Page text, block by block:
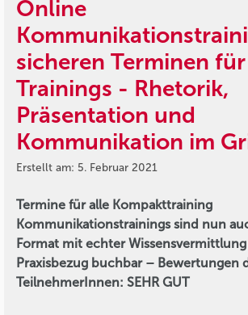
Online
sicheren Terminen
Trainings - Rhetorik,
Präsentation und
Kommunikation im
Erstellt am: 5. Februar 2021
Termine für alle Kompakttraining
Kommunikationstrainings sind nun
Format mit echter
Praxisbezug buchbar – Bewertungen
TeilnehmerInnen: SEHR GUT